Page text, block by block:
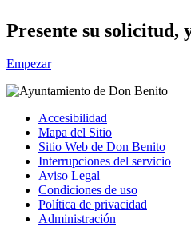
Presente su solicitud,
Empezar
Accesibilidad
Mapa del Sitio
Sitio Web de Don Benito
Interrupciones del servicio
Aviso Legal
Condiciones de uso
Política de privacidad
Administración